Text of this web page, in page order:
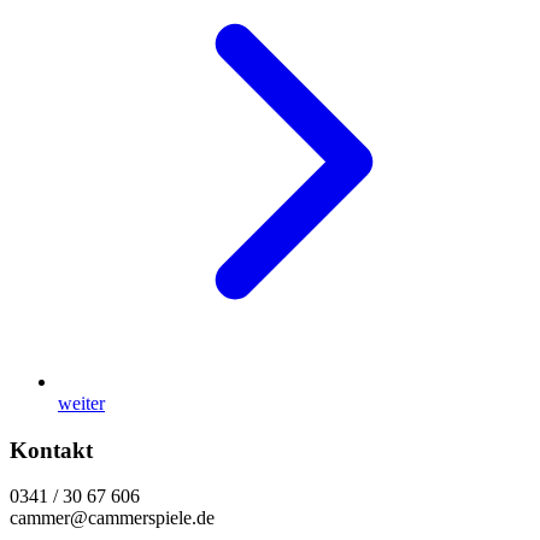
weiter
Kontakt
0341 / 30 67 606
cammer@cammerspiele.de